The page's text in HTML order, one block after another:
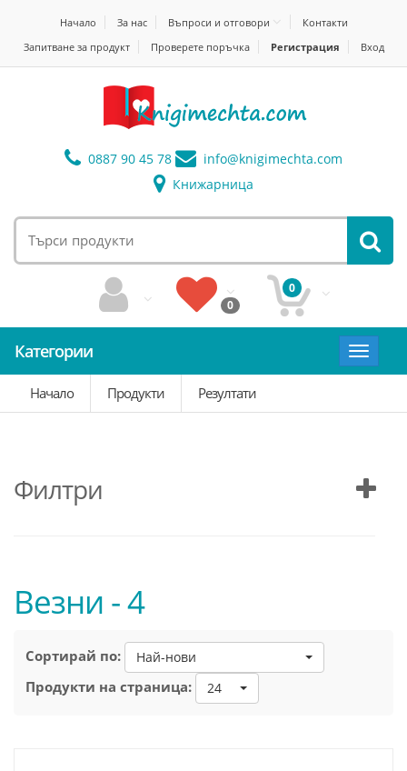
Начало За нас Въпроси и отговори
Контакти
Запитване за продукт
Проверете поръчка Регистрация Вход
0887 90 45 78 info@knigimechta.com
Книжарница
0
0
Категории
Toggle
Начало
Продукти Резултати
Филтри
Везни - 4
Сортирай по: Най-нови
Продукти на страница: 24